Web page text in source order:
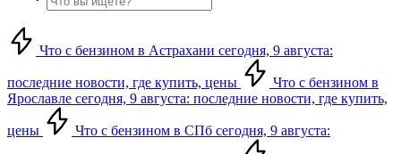
Что с бензином в Астрахани сегодня, 9 августа:
последние новости, где купить, цены
Что с бензином в
Ярославле сегодня, 9 августа: последние новости, где купить,
цены Что с бензином в СПб сегодня, 9 августа: